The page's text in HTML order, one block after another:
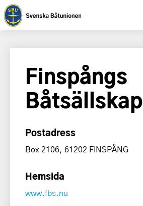
Finspångs
Båtsällskap
Postadress
Box 2106, 61202 FINSPÅNG
Hemsida
www.fbs.nu